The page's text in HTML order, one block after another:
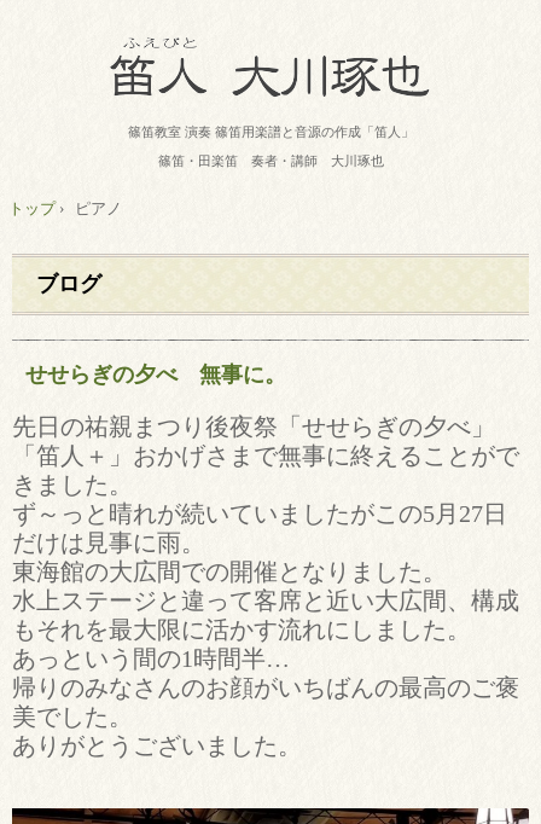
篠笛教室 演奏 篠笛用楽譜と音源の作成「笛人」
篠笛・田楽笛 奏者・講師 大川琢也
トップ› ピアノ
ブログ
せせらぎの夕べ 無事に。
先日の祐親まつり後夜祭「せせらぎの夕べ」
「笛人＋」おかげさまで無事に終えることがで
きました。
ず～っと晴れが続いていましたがこの5月27日
だけは見事に雨。
東海館の大広間での開催となりました。
水上ステージと違って客席と近い大広間、構成
もそれを最大限に活かす流れにしました。
あっという間の1時間半…
帰りのみなさんのお顔がいちばんの最高のご褒
美でした。
ありがとうございました。